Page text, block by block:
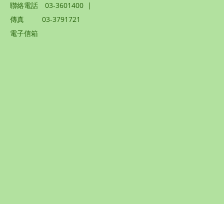
聯絡電話
03-3601400 |
傳真
03-3791721
電子信箱